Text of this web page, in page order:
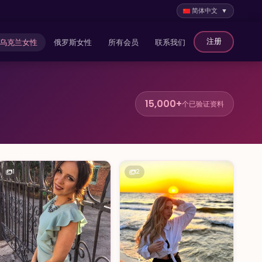
简体中文 ▼
乌克兰女性 俄罗斯女性 所有会员 联系我们 注册
15,000+个已验证资料
1 2